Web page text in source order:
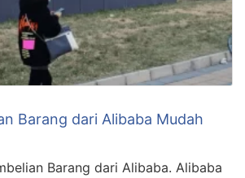
Barang dari Alibaba Mudah
Barang dari Alibaba. Alibaba